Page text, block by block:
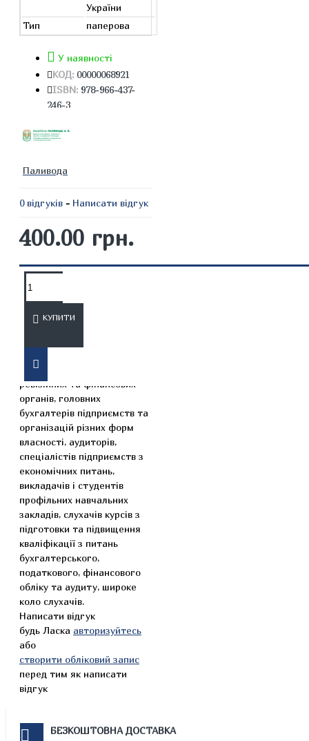
України
Тип
паперова
У наявності
КОД: 00000068921
ISBN: 978-966-437-
246-3
Паливода
0 відгуків - Написати відгук
400.00 грн.
КУПИТИ
ОПИС
працівників податкових,
ревізійних та фінансових
органів, головних
бухгалтерів підприємств та
організацій різних форм
власності, аудиторів,
спеціалістів підприємств з
економічних питань,
викладачів і студентів
профільних навчальних
закладів, слухачів курсів з
підготовки та підвищення
кваліфікації з питань
бухгалтерського,
податкового, фінансового
обліку та аудиту, широке
коло слухачів.
Написати відгук
будь Ласка авторизуйтесь
або
створити обліковий запис
перед тим як написати
відгук
БЕЗКОШТОВНА ДОСТАВКА